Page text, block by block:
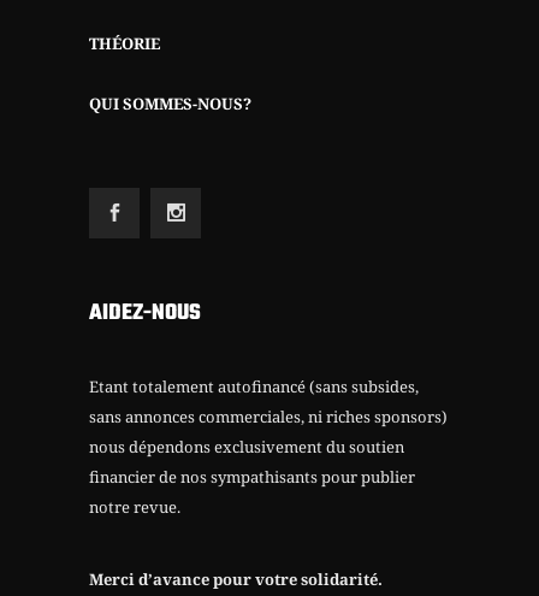
THÉORIE
QUI SOMMES-NOUS?
AIDEZ-NOUS
Etant totalement autofinancé (sans subsides,
sans annonces commerciales, ni riches sponsors)
nous dépendons exclusivement du soutien
financier de nos sympathisants pour publier
notre revue.
Merci d’avance pour votre solidarité.